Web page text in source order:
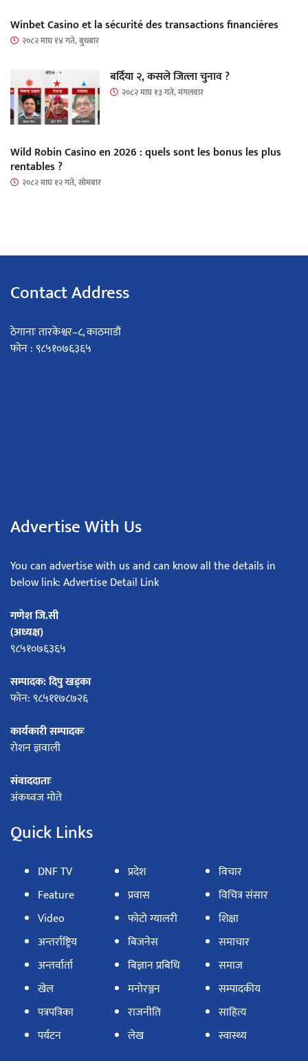
Winbet Casino et la sécurité des transactions financières
२०८२ माघ १४ गते, बुधबार
बर्दिया २, कसले जित्ला चुनाव ?
२०८२ माघ १३ गते, मंगलवार
Wild Robin Casino en 2026 : quels sont les bonus les plus
rentables ?
२०८२ माघ १२ गते, सोमबार
Contact Address
ठेगानाः तारकेश्वर–८, काठमाडौं
फोन : ९८५१०७६३६५
Advertise With Us
You can advertise with us and can know all the details in
below link: Advertise Detail Link
गणेश जि.सी
(अध्यक्ष)
९८५१०७६३६५
सम्पादक: दिपु खड्का
फोन: ९८५११७८७२६
कार्यकारी सम्पादकः
रोशन ज्ञवाली
संवाददाताः
अंकध्वज मोते
Quick Links
DNF TV
Feature
Video
अन्तर्राष्ट्रिय
अन्तर्वार्ता
खेल
पत्रपत्रिका
पर्यटन
प्रदेश
प्रवास
फोटो ग्यालरी
बिजनेस
बिज्ञान प्रबिधि
मनोरञ्जन
राजनीति
लेख
विचार
विचित्र संसार
शिक्षा
समाचार
समाज
सम्पादकीय
साहित्य
स्वास्थ्य